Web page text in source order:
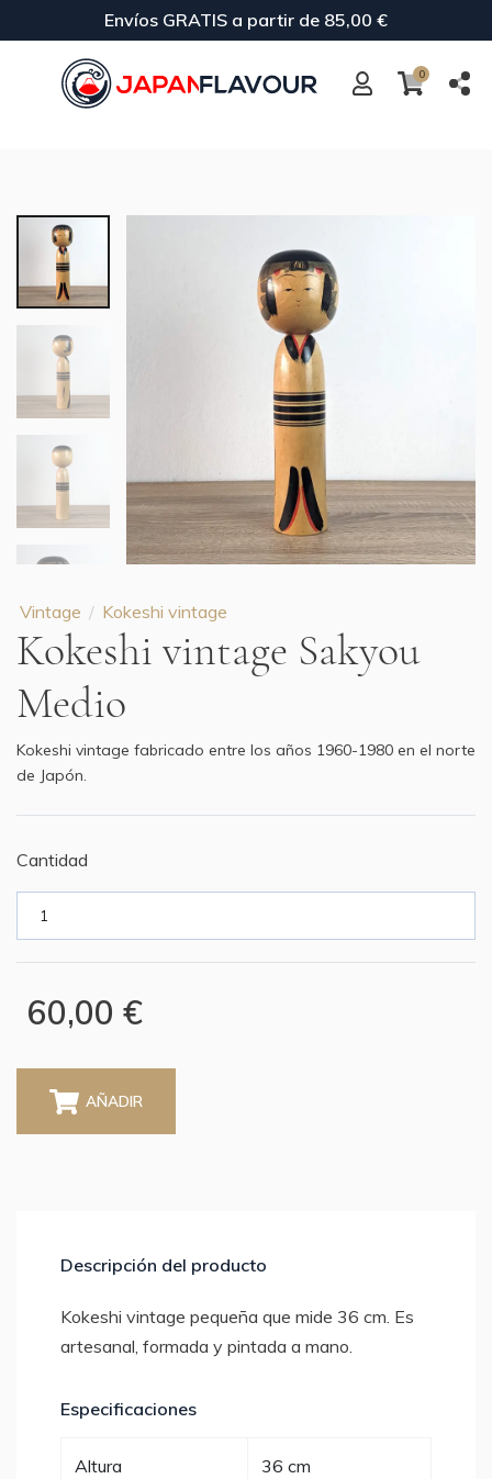
Envíos GRATIS a partir de 85,00 €
0
Vintage Kokeshi vintage
Kokeshi vintage Sakyou
Medio
Kokeshi vintage fabricado entre los años 1960-1980 en el norte
de Japón.
Cantidad
60,00 €
AÑADIR
Descripción del producto
Kokeshi vintage pequeña que mide 36 cm. Es
artesanal, formada y pintada a mano.
Especificaciones
Altura 36 cm